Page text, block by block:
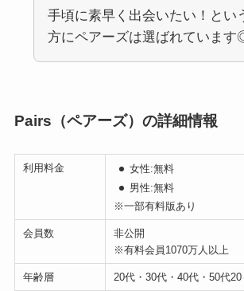
手頃に素早く出会いたい！とい
方にペアーズは選ばれていま
Pairs（ペアーズ）の詳細情報
利用料金
女性:無料
男性:無料
※一部有料版あり
会員数
非公開
※有料会員1070万人以上
年齢層 20代・30代・40代・50代